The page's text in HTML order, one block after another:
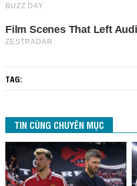
TAG:
TIN CÙNG CHUYÊN MỤC